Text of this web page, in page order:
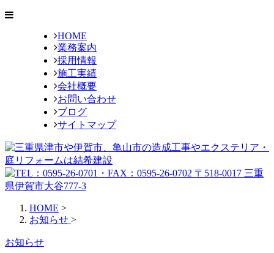
HOME
業務案内
採用情報
施工実績
会社概要
お問い合わせ
ブログ
サイトマップ
HOME >
お知らせ >
お知らせ